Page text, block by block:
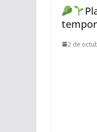
2 de